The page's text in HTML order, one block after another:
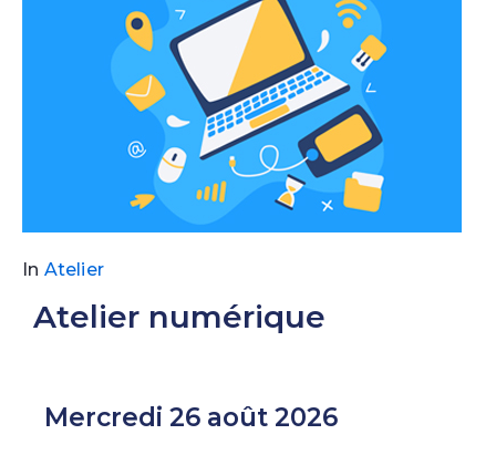
In Atelier
Atelier numérique
Mercredi 26 août 2026